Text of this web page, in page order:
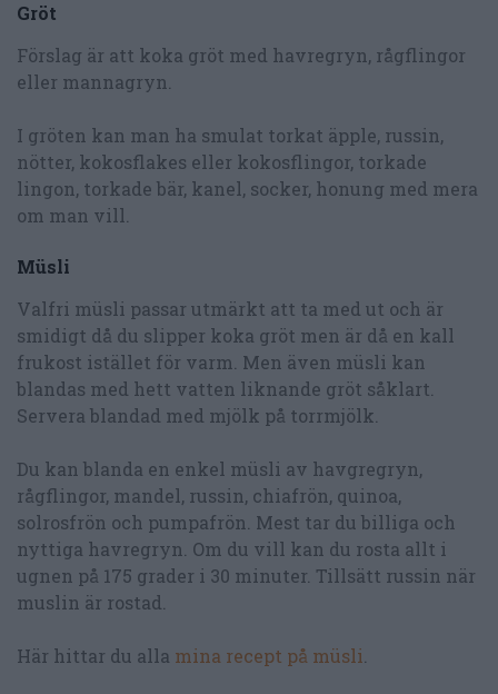
Gröt
Förslag är att koka gröt med havregryn, rågflingor
eller mannagryn.
I gröten kan man ha smulat torkat äpple, russin,
nötter, kokosflakes eller kokosflingor, torkade
lingon, torkade bär, kanel, socker, honung med mera
om man vill.
Müsli
Valfri müsli passar utmärkt att ta med ut och är
smidigt då du slipper koka gröt men är då en kall
frukost istället för varm. Men även müsli kan
blandas med hett vatten liknande gröt såklart.
Servera blandad med mjölk på torrmjölk.
Du kan blanda en enkel müsli av havgregryn,
rågflingor, mandel, russin, chiafrön, quinoa,
solrosfrön och pumpafrön. Mest tar du billiga och
nyttiga havregryn. Om du vill kan du rosta allt i
ugnen på 175 grader i 30 minuter. Tillsätt russin när
muslin är rostad.
Här hittar du alla mina recept på müsli.